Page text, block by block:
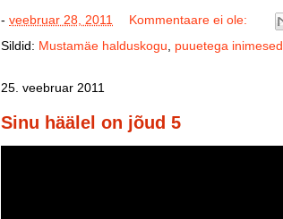
- veebruar 28, 2011
Kommentaare ei ole:
Sildid: Mustamäe halduskogu puuetega inimesed
25. veebruar 2011
Sinu häälel on jõud 5